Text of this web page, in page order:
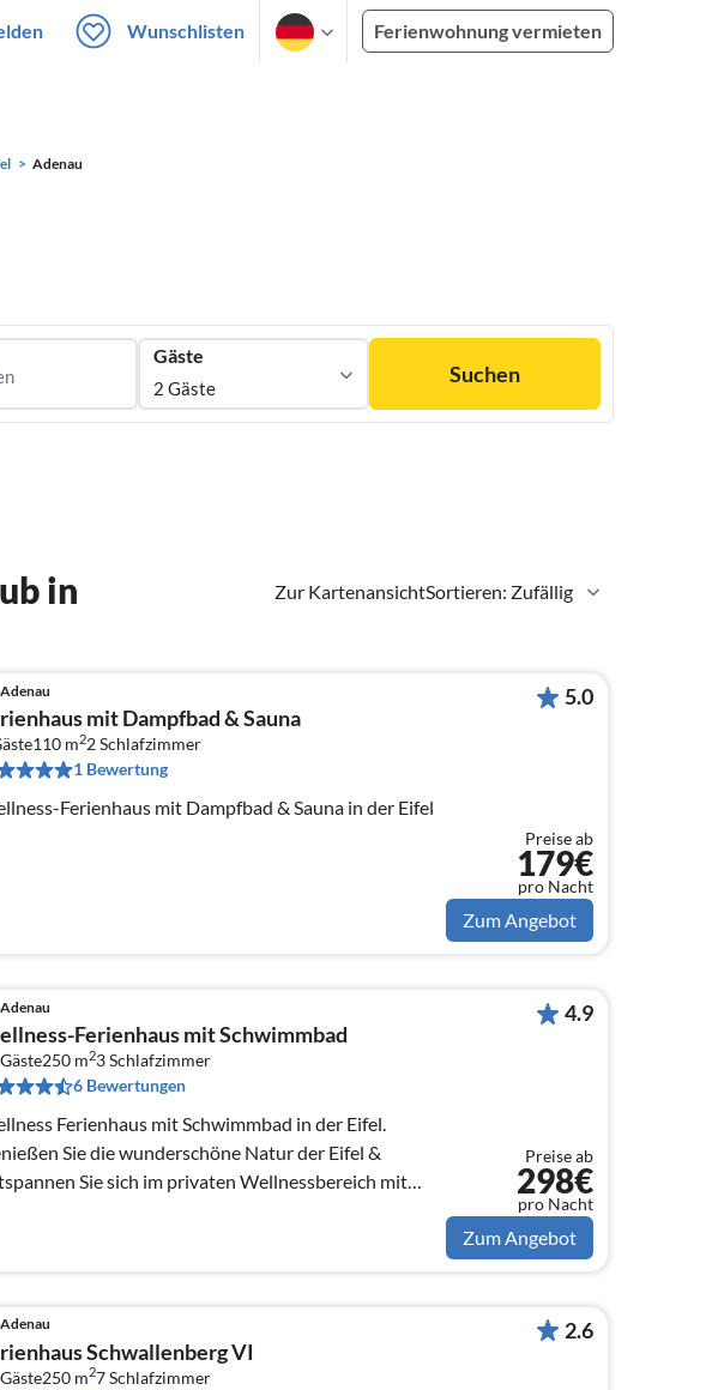
Wunschlisten Ferienwohnung vermieten
Adenau
Gäste
2 Gäste
Suchen
Zur KartenansichtSortieren: Zufällig
in
Adenau
mit Dampfbad & Sauna
110 m22Schlafzimmer
1 Bewertung
Ferienhaus mit Dampfbad & Sauna in der Eifel
5.0
Preise ab
179€
pro Nacht
Zum Angebot
Adenau
Ferienhaus mit Schwimmbad
250 m23Schlafzimmer
6 Bewertungen
Ferienhaus mit Schwimmbad in der Eifel.
Sie die wunderschöne Natur der Eifel &
Sie sich im privaten Wellnessbereich mit
Whirlpool & Sauna.
4.9
Preise ab
298€
pro Nacht
Zum Angebot
Adenau
Schwallenberg VI
250 m27Schlafzimmer
2.6